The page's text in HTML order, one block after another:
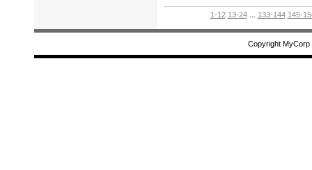
1-12 13-24 133-144 145-
Copyright MyCorp